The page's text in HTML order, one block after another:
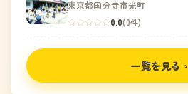
東京都国分寺市光町
0.0(0件)
一覧を見る ›